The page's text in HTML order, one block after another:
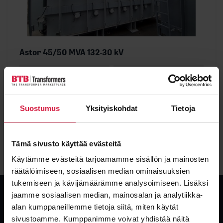
Suostumus Yksityiskohdat Tietoja
Tämä sivusto käyttää evästeitä
Käytämme evästeitä tarjoamamme sisällön ja mainosten
räätälöimiseen, sosiaalisen median ominaisuuksien
tukemiseen ja kävijämäärämme analysoimiseen. Lisäksi
jaamme sosiaalisen median, mainosalan ja analytiikka-
alan kumppaneillemme tietoja siitä, miten käytät
sivustoamme. Kumppanimme voivat yhdistää näitä
Astor 45/50 MVA 132-30 kV
50000 kVA
132000 / 30000 kV
Uusi
Öljy